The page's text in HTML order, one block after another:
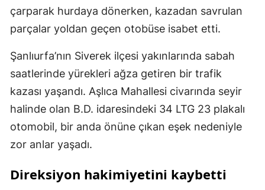
çarparak hurdaya dönerken, kazadan savrulan
parçalar yoldan geçen otobüse isabet etti.
Şanlıurfa’nın Siverek ilçesi yakınlarında sabah
saatlerinde yürekleri ağza getiren bir trafik
kazası yaşandı. Aşlıca Mahallesi civarında seyir
halinde olan B.D. idaresindeki 34 LTG 23 plakalı
otomobil, bir anda önüne çıkan eşek nedeniyle
zor anlar yaşadı.
Direksiyon hakimiyetini kaybetti